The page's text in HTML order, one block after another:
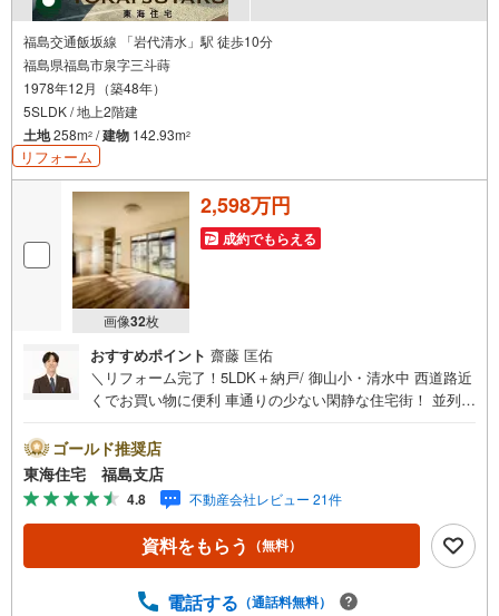
福島交通飯坂線 「岩代清水」駅 徒歩10分
福島県福島市泉字三斗蒔
1978年12月（築48年）
5SLDK / 地上2階建
土地258m2 /建物 142.93m2
リフォーム
画像32枚
2,598万円
成約でもらえる
おすすめポイント 齋藤 匡佑
＼リフォーム完了！5LDK＋納戸/ 御山小・清水中 西道路近
くでお買い物に便利 車通りの少ない閑静な住宅街！ 並列3
フォーム内容＞●システムキッチン新品●バス新品（浴室乾
燥機付）●フロア材新品（一部CF）●建具新品（一部既存）
●照明器具新品・畳新品●外壁・内部塗装●一部屋根塗装●白
アリ防蟻工事（5年保証）●洗面化粧台・トイレ新品●給湯
器新品●クロス張替え●玄関ドア新品●TVモニターホン新品
●駐車場増設●ハウスクリーニング＼ライフプランシュミレ
ちゃんと支払える？」「月々の支払いを見直したい！」●審
ゴールド推奨店
東海住宅 福島支店
4.8 不動産会社レビュー 21件
資料をもらう （無料）
電話する （通話料無料）